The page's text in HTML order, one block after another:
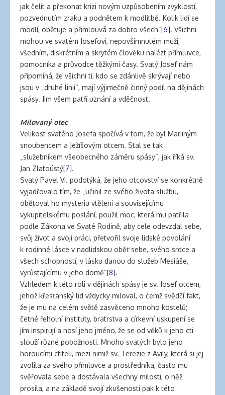
jak čelit a překonat krizi novým uzpůsobením zvyklostí,
pozvednutím zraku a podnětem k modlitbě. Kolik lidí se
modlí, obětuje a přimlouvá za dobro všech“[6]. Všichni
mohou ve svatém Josefovi, nepovšimnutém muži,
všedním, diskrétním a skrytém člověku nalézt přímluvce,
pomocníka a průvodce těžkými časy. Svatý Josef nám
připomíná, že všichni ti, kdo se zdánlivě skrývají nebo
jsou v „druhé linii“, mají výjimečně činný podíl na dějinách
spásy. Jim všem patří uznání a vděčnost.
Milovaný otec
Velikost svatého Josefa spočívá v tom, že byl Mariiným
snoubencem a Ježíšovým otcem. Stal se tak
„služebníkem všeobecného záměru spásy“, jak říká sv.
Jan Zlatoústý[7].
Svatý Pavel VI. podotýká, že jeho otcovství se konkrétně
vyjadřovalo tím, že „učinil ze svého života službu,
obětoval ho mysteriu vtělení a souvisejícímu
vykupitelskému poslání, použil moc, která mu patřila
podle Zákona ve Svaté Rodině, aby cele odevzdal sebe,
svůj život a svoji práci, přetvořil svoje lidské povolání
k rodinné lásce v nadlidskou oběť sebe, svého srdce a
všech schopností, v lásku danou do služeb Mesiáše,
vyrůstajícímu v jeho domě“[8].
Vzhledem k této roli v dějinách spásy je sv. Josef otcem,
jehož křesťanský lid vždycky miloval, o čemž svědčí fakt,
že je mu na celém světě zasvěceno mnoho kostelů;
četné řeholní instituty, bratrstva a církevní uskupení se
jím inspirují a nosí jeho jméno, že se od věků k jeho cti
slouží různé pobožnosti. Mnoho svatých bylo jeho
horoucími ctiteli, mezi nimiž sv. Terezie z Avily, která si jej
zvolila za svého přímluvce a prostředníka, často mu
svěřovala sebe a dostávala všechny milosti, o něž
prosila, a na základě svojí zkušenosti pak k této